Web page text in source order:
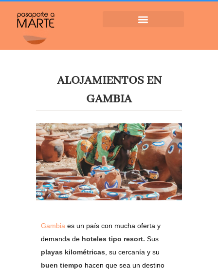
ALOJAMIENTOS EN
GAMBIA
Gambia es un país con mucha oferta y
demanda de hoteles tipo resort. Sus
playas kilométricas , su cercanía y su
buen tiempo hacen que sea un destino